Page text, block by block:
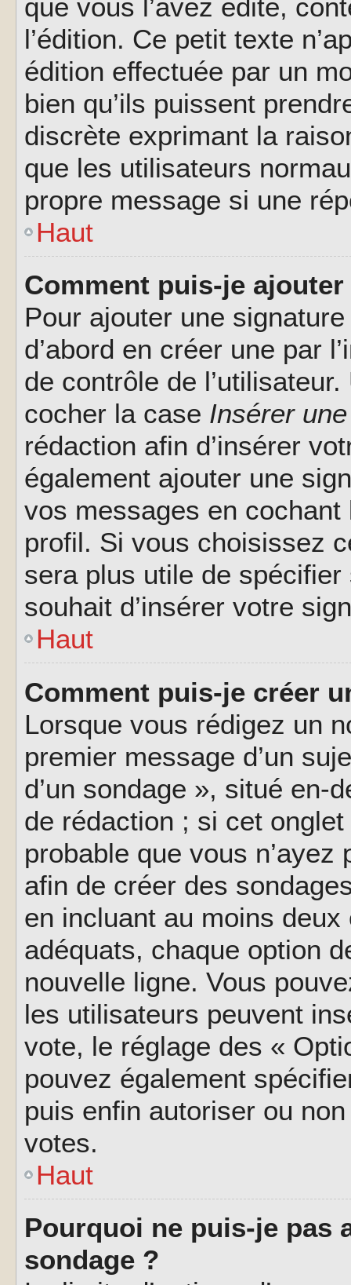
que vous l’avez édité,
l’édition. Ce petit texte
édition effectuée par un
bien qu’ils puissent
discrète exprimant la
que les utilisateurs
propre message si une
Haut
Comment puis-je
Pour ajouter une
d’abord en créer une par
de contrôle de
cocher la case Insérer
rédaction afin d’insérer
également ajouter une
vos messages en
profil. Si vous choisissez
sera plus utile de
souhait d’insérer votre
Haut
Comment puis-je créer
Lorsque vous rédigez un
premier message d’un
d’un sondage », situé en-
de rédaction ; si cet
probable que vous
afin de créer des
en incluant au moins
adéquats, chaque option
nouvelle ligne. Vous
les utilisateurs peuvent
vote, le réglage des «
pouvez également
puis enfin autoriser ou
votes.
Haut
Pourquoi ne puis-je pas
sondage ?